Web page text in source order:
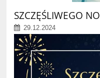
SZCZĘŚLIWEGO
29.12.2024